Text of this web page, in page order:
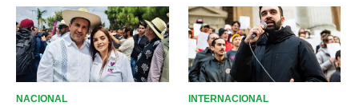
NACIONAL INTERNACIONAL